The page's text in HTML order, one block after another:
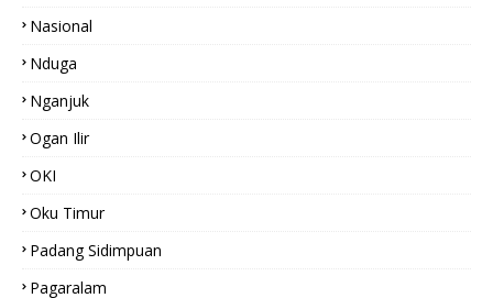
Nasional
Nduga
Nganjuk
Ogan Ilir
OKI
Oku Timur
Padang Sidimpuan
Pagaralam